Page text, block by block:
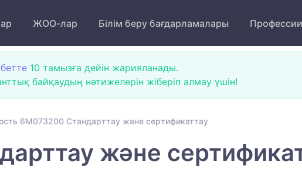
ЖОО-лар Білім беру бағдарламалары Профессии
10 тамызға дейін жарияланады.
байқаудың нәтижелерін жіберіп алмау үшін!
6M073200 Стандарттау және сертификаттау
және